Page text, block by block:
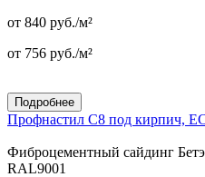
от 840 руб./м²
от 756 руб./м²
Подробнее
Профнастил С8 под кирпич,
Фиброцементный сайдинг
RAL9001